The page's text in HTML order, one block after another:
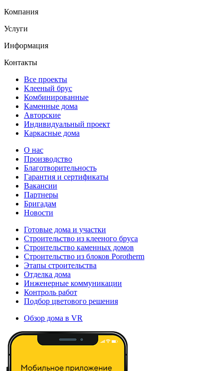
Компания
Услуги
Информация
Контакты
Все проекты
Клееный брус
Комбинированные
Каменные дома
Авторские
Индивидуальный проект
Каркасные дома
О нас
Производство
Благотворительность
Гарантия и сертификаты
Вакансии
Партнеры
Бригадам
Новости
Готовые дома и участки
Строительство из клееного бруса
Строительство каменных домов
Строительство из блоков Porotherm
Этапы строительства
Отделка дома
Инженерные коммуникации
Контроль работ
Подбор цветового решения
Обзор дома в VR